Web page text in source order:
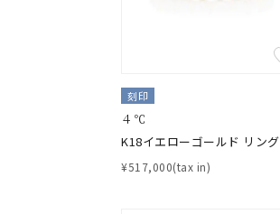
刻印
４℃
K18イエローゴールド リング
¥517,000(tax in)